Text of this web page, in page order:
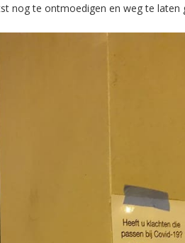
nog te ontmoedigen en weg te laten